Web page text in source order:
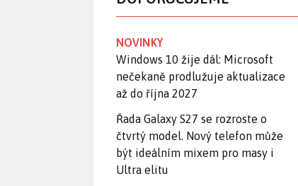
NOVINKY
Windows 10 žije dál: Microsoft
nečekaně prodlužuje aktualizace
až do října 2027
Řada Galaxy S27 se rozroste o
čtvrtý model. Nový telefon může
být ideálním mixem pro masy i
Ultra elitu